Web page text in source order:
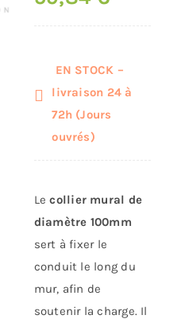
EN STOCK –
livraison 24 à
72h (Jours
ouvrés)
Lecollier mural de
diamètre 100mm
sert à fixer le
conduit le long du
mur, afin de
soutenir la charge. Il